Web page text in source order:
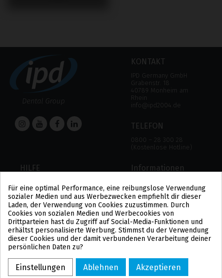
KONTAKT
IPD Germany GmbH
Grabenstr. 18
40789 Monheim am
Rhein
info@ipd2004.de
TELEFON
0800 – 28 300 28
(Kostenlose Hotline)
HILFE
HILFE
ZAHLUNGSMODALITÄTEN
VERSAND UND RÜCKGABE
Informationen
RECHTLICHER HINWEIS
DATENSCHUTZBESTIMMUNGEN
COOKIE-POLITIK
ALLGEMEINE
GESCHÄFTSBEDINGUNGEN
US
PL
BE
ES
Für eine optimal Performance, eine reibungslose Verwendung
sozialer Medien und aus Werbezwecken empfiehlt dir dieser
Laden, der Verwendung von Cookies zuzustimmen. Durch
Cookies von sozialen Medien und Werbecookies von
Drittparteien hast du Zugriff auf Social-Media-Funktionen und
erhältst personalisierte Werbung. Stimmst du der Verwendung
dieser Cookies und der damit verbundenen Verarbeitung deiner
persönlichen Daten zu?
Einstellungen Ablehnen Akzeptieren